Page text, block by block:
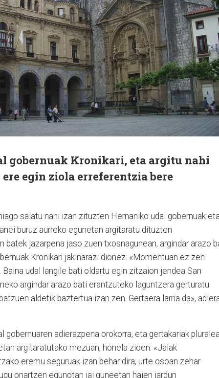
gobernuak Kronikari, eta argitu nahi
egin ziola erreferentzia bere
salatu nahi izan zituzten Hernaniko udal gobernuak
buruz aurreko egunetan argitaratu dituzten
batek jazarpena jaso zuen txosnagunean, argindar arazo
Kronikari jakinarazi dionez: «Momentuan ez zen
udal langile bati oldartu egin zitzaion jendea San
argindar arazo bati erantzuteko laguntzera gerturatu
aldetik baztertua izan zen. Gertaera larria da»,
gobernuaren adierazpena orokorra, eta gertakariak
argitaratutako mezuan, honela zioen: «Jaiak
eremu seguruak izan behar dira, urte osoan zehar
onartzen egunotan jai guneetan haien jardun